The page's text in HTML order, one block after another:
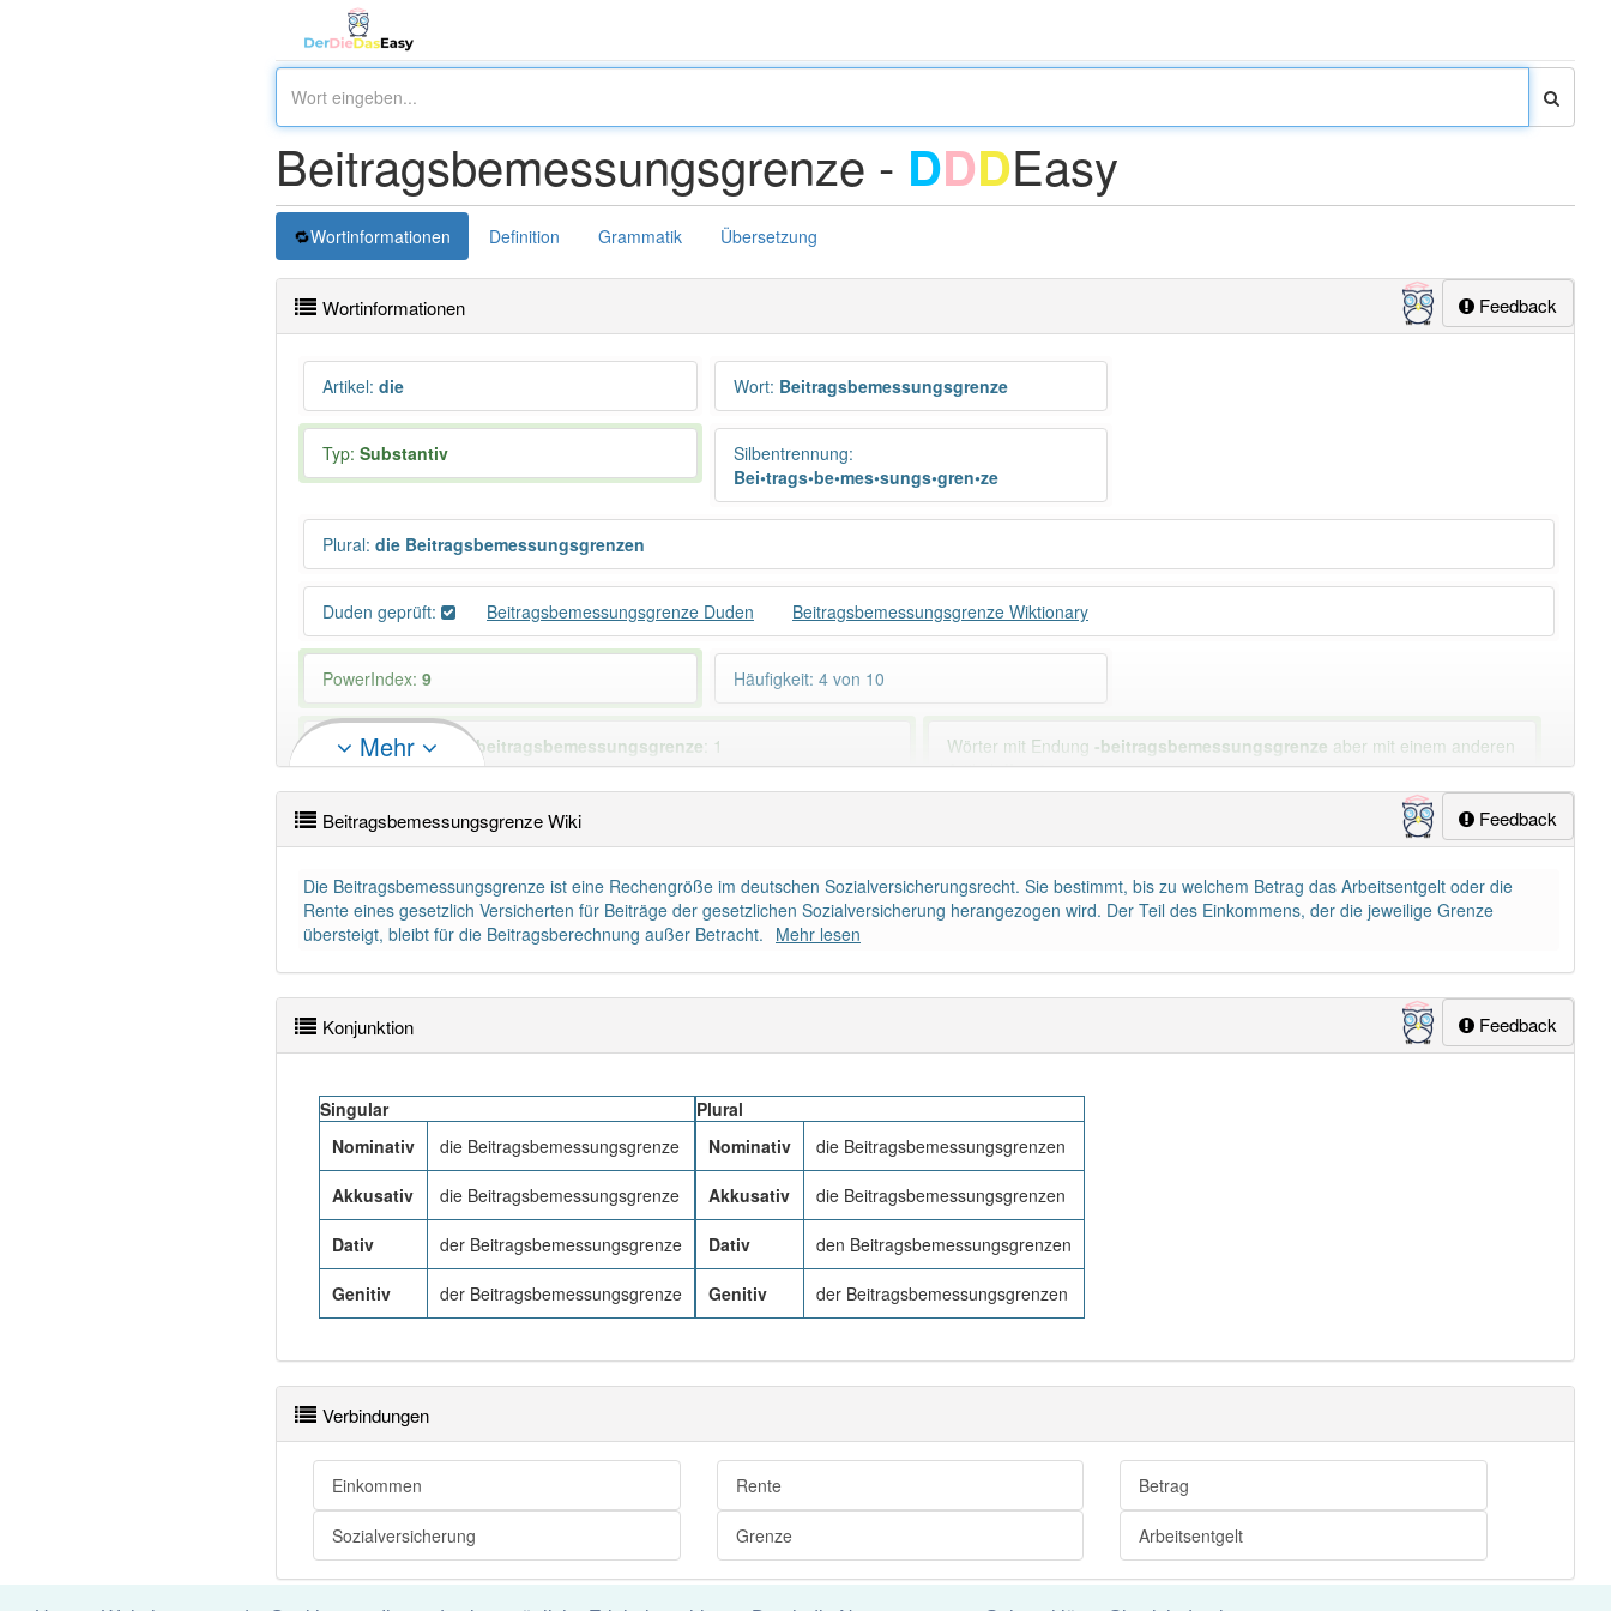
Beitragsbemessungsgrenze - DDDEasy
Wortinformationen Definition Grammatik Übersetzung
Feedback
Wortinformationen
Artikel: die Wort: Beitragsbemessungsgrenze
Typ: Substantiv Silbentrennung:
Bei•trags•be•mes•sungs•gren•ze
Plural: die Beitragsbemessungsgrenzen
Duden geprüft: Beitragsbemessungsgrenze Duden Beitragsbemessungsgrenze Wiktionary
PowerIndex: 9 Häufigkeit: 4 von 10
Wörter mit Endung -beitragsbemessungsgrenze: 1 Wörter mit Endung -beitragsbemessungsgrenze aber mit einem anderen
Artikeldie: 0
Das Wort wird häufig verwendet im Bereich 97% unserer Spielapp-Nutzer haben den Artikel korrekt erraten.
Mehr
Feedback
Beitragsbemessungsgrenze Wiki
Die Beitragsbemessungsgrenze ist eine Rechengröße im deutschen Sozialversicherungsrecht. Sie bestimmt, bis zu welchem Betrag das Arbeitsentgelt oder die
Rente eines gesetzlich Versicherten für Beiträge der gesetzlichen Sozialversicherung herangezogen wird. Der Teil des Einkommens, der die jeweilige Grenze
übersteigt, bleibt für die Beitragsberechnung außer Betracht. Mehr lesen
Feedback
Konjunktion
Singular
Nominativ
die Beitragsbemessungsgrenze
Akkusativ die Beitragsbemessungsgrenze
Dativ der Beitragsbemessungsgrenze
Genitiv der Beitragsbemessungsgrenze
Plural
Nominativ
die Beitragsbemessungsgrenzen
Akkusativ die Beitragsbemessungsgrenzen
Dativ den Beitragsbemessungsgrenzen
Genitiv der Beitragsbemessungsgrenzen
Verbindungen
Einkommen Rente Betrag
Sozialversicherung Grenze Arbeitsentgelt